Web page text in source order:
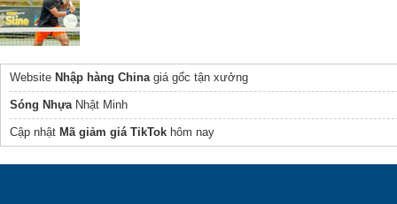
Website Nhập hàng Chinagiá gốc tận xưởng
Sóng NhựaNhật Minh
Cập nhật Mã giảm giá TikTok hôm nay